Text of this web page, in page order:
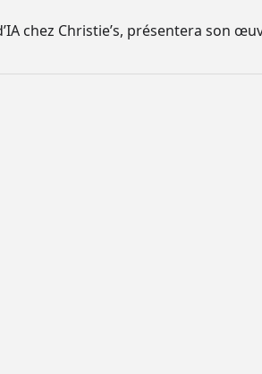
chez Christie’s, présentera son